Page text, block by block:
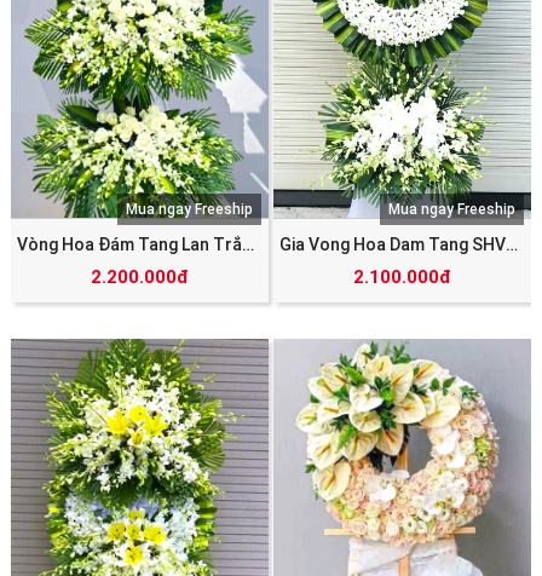
Vòng Hoa Đám Tang Lan Trắng SHV_5597
2.200.000đ
Mua ngay Freeship
Gia Vong Hoa Dam Tang SHV_4439
2.100.000đ
Mua ngay Freeship